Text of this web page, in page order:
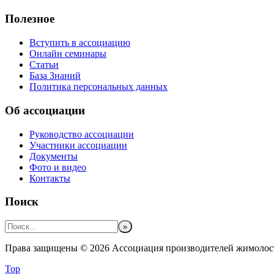
Полезное
Вступить в ассоциацию
Онлайн семинары
Статьи
База Знаний
Политика персональных данных
Об ассоциации
Руководство ассоциации
Участники ассоциации
Документы
Фото и видео
Контакты
Поиск
Права защищены © 2026 Ассоциация производителей
Top